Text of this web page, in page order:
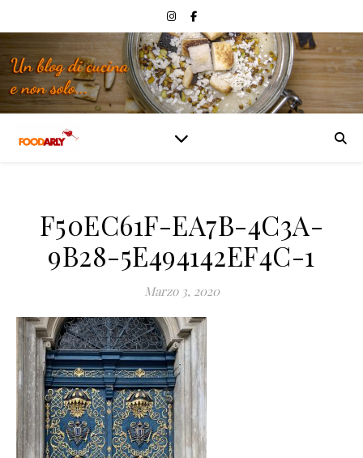
F50EC61F-EA7B-4C3A-
9B28-5E494142EF4C-1
Marzo 3, 2020